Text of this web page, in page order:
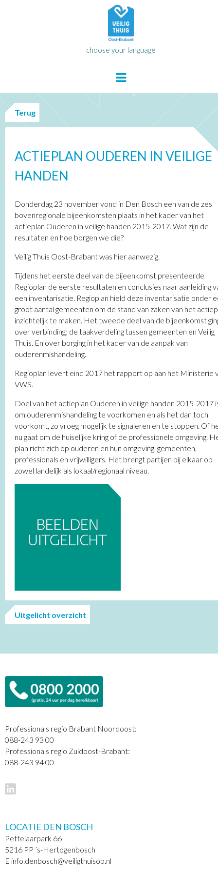
choose your language
Terug
ACTIEPLAN OUDEREN IN VEILIGE
HANDEN
Donderdag 23 november vond in Den Bosch een van de zes
bovenregionale bijeenkomsten plaats in het kader van het
actieplan Ouderen in veilige handen 2015-2017. Wat zijn de
resultaten en hoe borgen we die?
Veilig Thuis Oost-Brabant was hier aanwezig.
Tijdens het eerste deel van de bijeenkomst presenteerde
Regioplan de eerste resultaten en conclusies naar aanleiding
een inventarisatie. Regioplan hield deze inventarisatie onder
groot aantal gemeenten om de stand van zaken van het
inzichtelijk te maken. Het tweede deel van de bijeenkomst
over verbinding; de taakverdeling tussen gemeenten en Veilig
Thuis. En over borging in het kader van de aanpak van
ouderenmishandeling.
Regioplan levert eind 2017 het rapport op aan het Ministerie
VWS.
Doel van het actieplan Ouderen in veilige handen 2015-2017
om ouderenmishandeling te voorkomen en als het dan toch
voorkomt, zo vroeg mogelijk te signaleren en te stoppen. Of
nu gaat om de huiselijke kring of de professionele omgeving.
plan richt zich op ouderen en hun omgeving, gemeenten,
professionals en vrijwilligers. Het brengt partijen bij elkaar op
zowel landelijk als lokaal/regionaal niveau.
Uitgelicht overzicht
Professionals regio Brabant Noordoost:
088-243 93 00
Professionals regio Zuidoost-Brabant:
088-243 94 00
LOCATIE DEN BOSCH
Pettelaarpark 66
5216 PP ’s-Hertogenbosch
E info.denbosch@veiligthuisob.nl